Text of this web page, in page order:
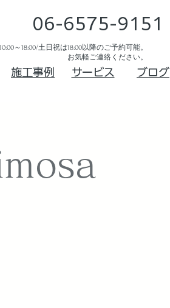
06-6575-9151
～18:00/土日祝は18:00以降のご予約可能。
お気軽ご連絡ください。​
​施工事例 サービス ブログ